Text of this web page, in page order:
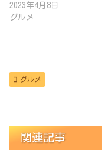
2023年4月8日
グルメ
グルメ
関連記事